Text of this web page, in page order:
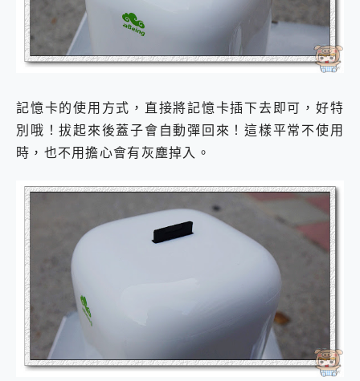
記憶卡的使用方式，直接將記憶卡插下去即可，好特
別哦！拔起來後蓋子會自動彈回來！這樣平常不使用
時，也不用擔心會有灰塵掉入。